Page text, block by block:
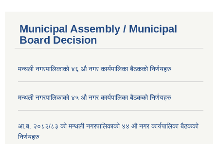
Municipal Assembly / Municipal
Board Decision
मन्थली नगरपालिकाको ४६ औ नगर कार्यपालिका बैठकको निर्णयहरु
मन्थली नगरपालिकाको ४५ औ नगर कार्यपालिका बैठकको निर्णयहरु
आ.ब. २०८२/८३ को मन्थली नगरपालिकाको ४४ औ नगर कार्यपालिका बैठकको
निर्णयहरु